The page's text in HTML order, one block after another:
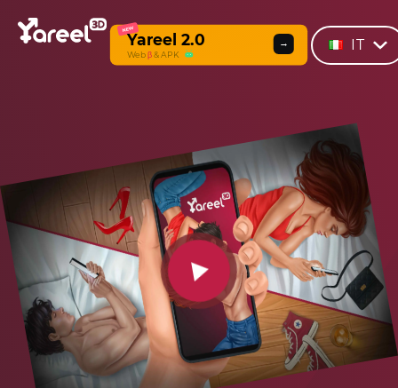
NEW
Yareel 2.0
Webβ & APK
→ IT